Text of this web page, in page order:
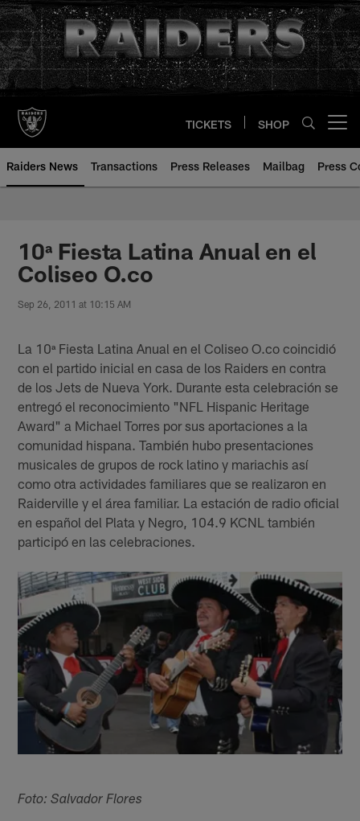
Skip
to
main
content
TICKETS SHOP
Raiders News Transactions Press Releases Mailbag Press
10ª Fiesta Latina Anual en el
Coliseo O.co
Sep 26, 2011 at 10:15 AM
La 10ª Fiesta Latina Anual en el Coliseo O.co coincidió
con el partido inicial en casa de los Raiders en contra
de los Jets de Nueva York. Durante esta celebración se
entregó el reconocimiento "NFL Hispanic Heritage
Award" a Michael Torres por sus aportaciones a la
comunidad hispana. También hubo presentaciones
musicales de grupos de rock latino y mariachis así
como otra actividades familiares que se realizaron en
Raiderville y el área familiar. La estación de radio oficial
en español del Plata y Negro, 104.9 KCNL también
participó en las celebraciones.
Foto: Salvador Flores